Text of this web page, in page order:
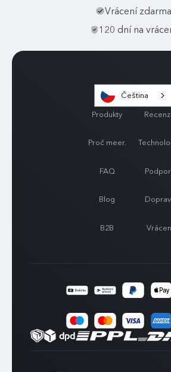
Vrácení zdarma
120 dní na
Produkty
Proč meer.
FAQ
Blog
B2B
Čeština